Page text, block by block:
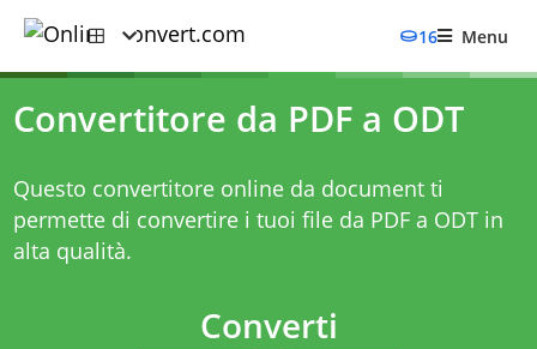
16 Menu
Convertitore da PDF a ODT
Questo convertitore online da document ti
permette di convertire i tuoi file da PDF a ODT in
alta qualità.
Converti